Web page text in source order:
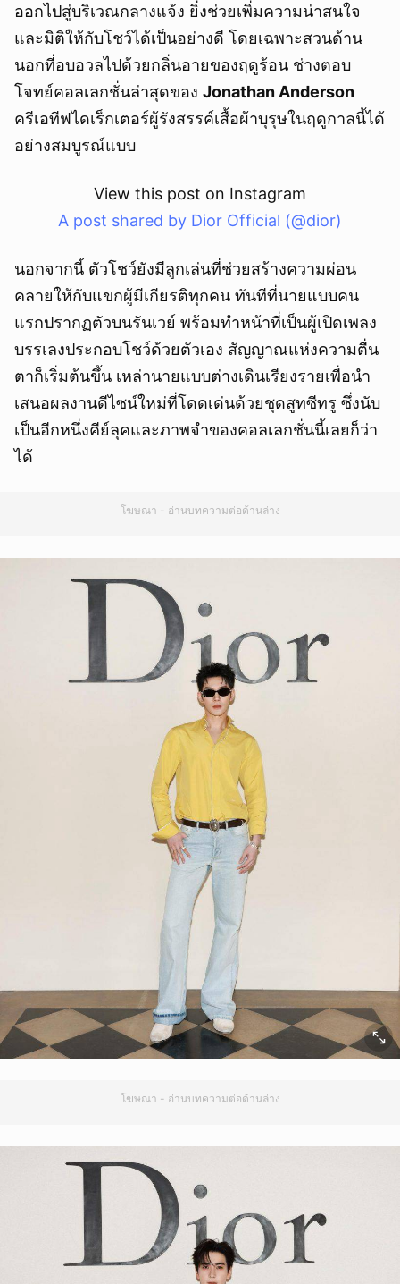
ออกไปสู่บริเวณกลางแจ้ง ยิ่งช่วยเพิ่มความน่าสนใจ
และมิติให้กับโชว์ได้เป็นอย่างดี โดยเฉพาะสวนด้าน
นอกที่อบอวลไปด้วยกลิ่นอายของฤดูร้อน ช่างตอบ
โจทย์คอลเลกชั่นล่าสุดของ Jonathan Anderson
ครีเอทีฟไดเร็กเตอร์ผู้รังสรรค์เสื้อผ้าบุรุษในฤดูกาลนี้ได้
อย่างสมบูรณ์แบบ
View this post on Instagram
A post shared by Dior Official (@dior)
นอกจากนี้ ตัวโชว์ยังมีลูกเล่นที่ช่วยสร้างความผ่อน
คลายให้กับแขกผู้มีเกียรติทุกคน ทันทีที่นายแบบคน
แรกปรากฏตัวบนรันเวย์ พร้อมทำหน้าที่เป็นผู้เปิดเพลง
บรรเลงประกอบโชว์ด้วยตัวเอง สัญญาณแห่งความตื่น
ตาก็เริ่มต้นขึ้น เหล่านายแบบต่างเดินเรียงรายเพื่อนำ
เสนอผลงานดีไซน์ใหม่ที่โดดเด่นด้วยชุดสูทซีทรู ซึ่งนับ
เป็นอีกหนึ่งคีย์ลุคและภาพจำของคอลเลกชั่นนี้เลยก็ว่า
ได้
โฆษณา - อ่านบทความต่อด้านล่าง
โฆษณา - อ่านบทความต่อด้านล่าง